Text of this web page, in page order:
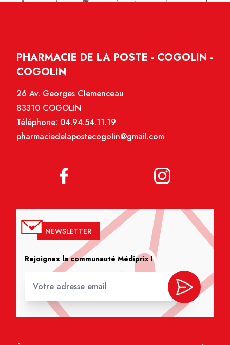
PHARMACIE DE LA POSTE - COGOLIN -
COGOLIN
26 Av. Georges Clemenceau
83310 COGOLIN
Téléphone: 04.94.54.11.19
pharmaciedelapostecogolin@gmail.com
NEWSLETTER
Rejoignez la communauté Médiprix !